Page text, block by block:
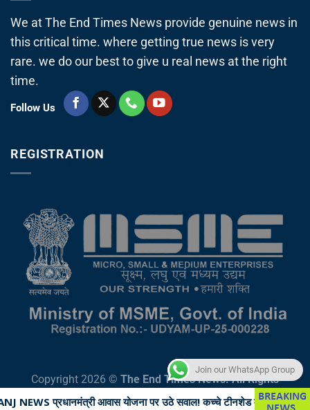
We at The End Times News provide genuine news in
this critical time. where getting true news is very
rare. we do our best to give u real news at the right
time.
Follow Us
REGISTRATION
Copyright 2026 © The End Times News. All Rights
Reserved
Join our WhatsApp Group
आवास योजना पर उठे सवाल! कच्चे टीनशेड में गुजर रही जिंदगी, कई बार गुहार के बाद